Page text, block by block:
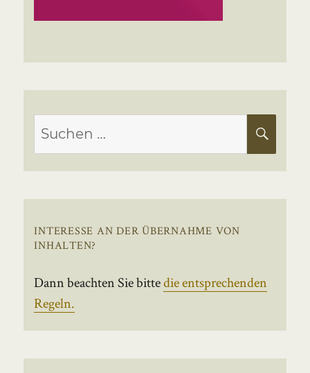
Suchen
nach:
INTERESSE AN DER ÜBERNAHME VON
INHALTEN?
Dann beachten Sie bittedie entsprechenden
Regeln.